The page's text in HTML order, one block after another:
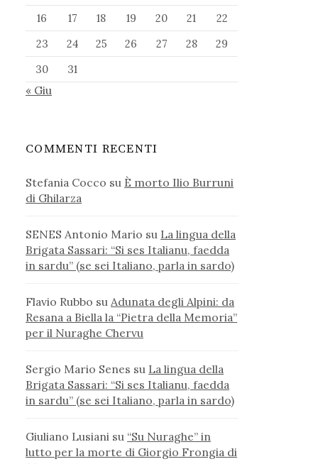
16
17 18 19 20 21
22
23
24 25 26 27 28
29
30
31
« Giu
COMMENTI RECENTI
Stefania Cocco su È morto Ilio Burruni
di Ghilarza
SENES Antonio Mario su La lingua della
Brigata Sassari: “Si ses Italianu, faedda
in sardu” (se sei Italiano, parla in sardo)
Flavio Rubbo su Adunata degli Alpini: da
Resana a Biella la “Pietra della Memoria”
per il Nuraghe Chervu
Sergio Mario Senes su La lingua della
Brigata Sassari: “Si ses Italianu, faedda
in sardu” (se sei Italiano, parla in sardo)
Giuliano Lusiani su “Su Nuraghe” in
lutto per la morte di Giorgio Frongia di